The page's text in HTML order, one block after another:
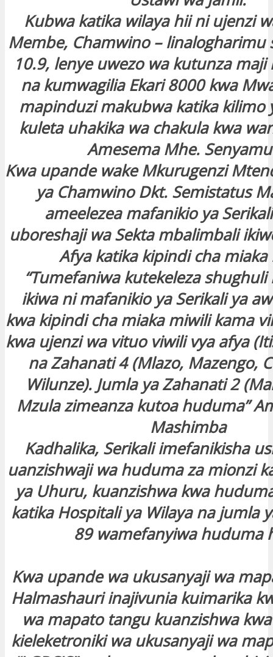
Kubwa katika wilaya hii ni ujenzi
Membe, Chamwino – linalogharimu
10.9, lenye uwezo wa kutunza
na kumwagilia Ekari 8000 kwa
mapinduzi makubwa katika kilimo
kuleta uhakika wa chakula kwa
Amesema Mhe.
Kwa upande wake Mkurugenzi
ya Chamwino Dkt. Semistatus
ameelezea mafanikio ya
uboreshaji wa Sekta mbalimbali
Afya katika kipindi cha miaka
“Tumefaniwa kutekeleza
ikiwa ni mafanikio ya Serikali ya
kwa kipindi cha miaka miwili kama
kwa ujenzi wa vituo viwili vya afya
na Zahanati 4 (Mlazo, Mazengo,
Wilunze). Jumla ya Zahanati 2
Mzula zimeanza kutoa huduma”
Mashimba
Kadhalika, Serikali imefanikisha
uanzishwaji wa huduma za mionzi
ya Uhuru, kuanzishwa kwa
katika Hospitali ya Wilaya na jumla
89 wamefanyiwa huduma
Kwa upande wa ukusanyaji wa
Halmashauri inajivunia kuimarika
wa mapato tangu kuanzishwa
kieleketroniki wa ukusanyaji wa